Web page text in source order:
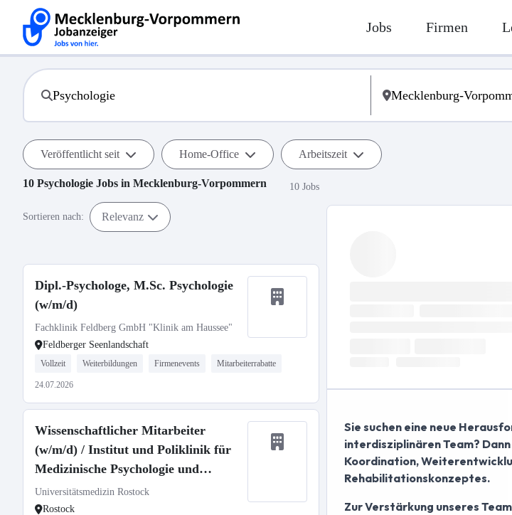
Jobs Firmen
Veröffentlicht seit Home-Office Arbeitszeit
10 Psychologie Jobs in Mecklenburg-Vorpommern 10 Jobs
Sortieren nach: Relevanz
Dipl.-Psychologe, M.Sc. Psychologie
(w/m/d)
Fachklinik Feldberg GmbH "Klinik am Haussee"
Feldberger Seenlandschaft
Vollzeit Weiterbildungen Firmenevents Mitarbeiterrabatte
24.07.2026
Wissenschaftlicher Mitarbeiter
(w/m/d) / Institut und Poliklinik für
Medizinische Psychologie und
Medizinische Soziologie
Universitätsmedizin Rostock
Rostock